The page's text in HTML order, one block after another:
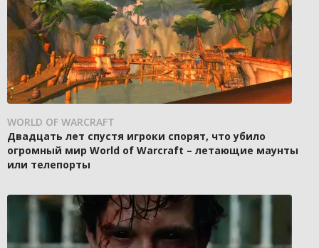
WORLD OF WARCRAFT
Двадцать лет спустя игроки спорят, что убило
огромный мир World of Warcraft – летающие маунты
или телепорты